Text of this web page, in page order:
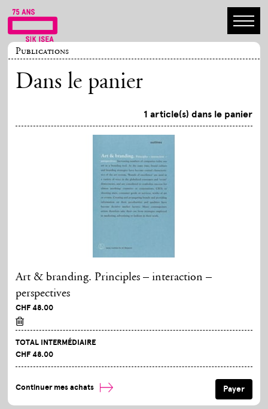
Publications
Dans le panier
1 article(s) dans le panier
Art & branding. Principles – interaction –
perspectives
CHF 48.00
TOTAL INTERMÉDIAIRE
CHF 48.00
Continuer mes achats